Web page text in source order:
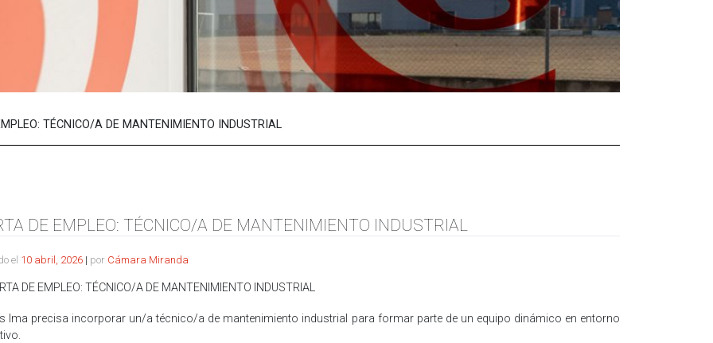
TÉCNICO/A DE MANTENIMIENTO INDUSTRIAL
DE EMPLEO: TÉCNICO/A DE MANTENIMIENTO INDUSTRIAL
el 10 abril, 2026 | por Cámara Miranda
DE EMPLEO: TÉCNICO/A DE MANTENIMIENTO INDUSTRIAL
Ima precisa incorporar un/a técnico/a de mantenimiento industrial para formar parte de un equipo dinámico en entorno